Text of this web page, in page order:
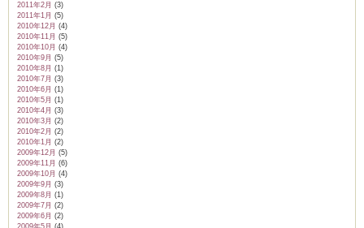
2011年2月 (3)
2011年1月 (5)
2010年12月 (4)
2010年11月 (5)
2010年10月 (4)
2010年9月 (5)
2010年8月 (1)
2010年7月 (3)
2010年6月 (1)
2010年5月 (1)
2010年4月 (3)
2010年3月 (2)
2010年2月 (2)
2010年1月 (2)
2009年12月 (5)
2009年11月 (6)
2009年10月 (4)
2009年9月 (3)
2009年8月 (1)
2009年7月 (2)
2009年6月 (2)
2009年5月 (4)